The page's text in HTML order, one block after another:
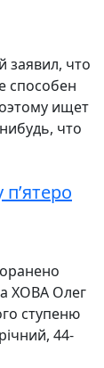
заявил, что
способен
ищет
что
ХОВА Олег
ступеню
44-